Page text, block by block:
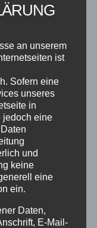
der
Kleinsten
werden
jeder Stunde
Einträge »
an unserem
ist
Sofern eine
unseres
in
jedoch eine
und
keine
eine
ein.
Daten,
E-Mail-